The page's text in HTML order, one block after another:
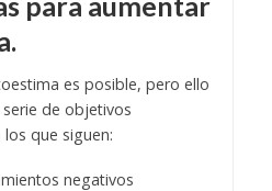
es posible, pero ello
de objetivos
que siguen:
negativos